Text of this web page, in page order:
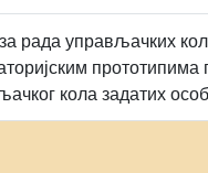
рада управљачких
кола задатих